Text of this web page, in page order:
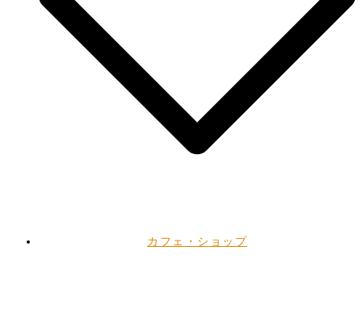
カフェ・ショップ